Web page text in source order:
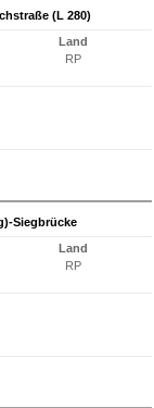
(L 280)
Land
RP
Siegbrücke
Land
RP